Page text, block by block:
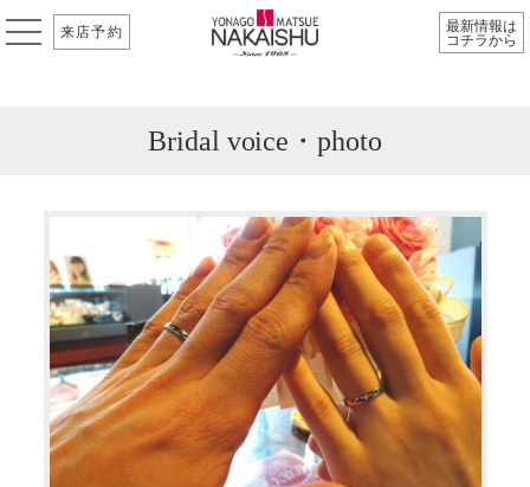
来店予約
最新情報は
コチラから
Bridal voice・photo